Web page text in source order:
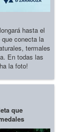
hasta el
conecta la
termales
En todas las
la foto!
que